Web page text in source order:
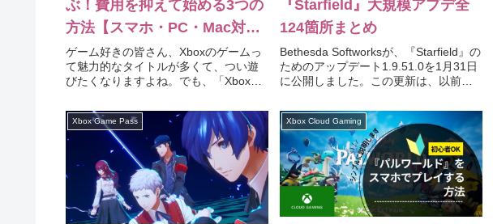
ぶ！費用を抑えて始める3つの
方法【スマホ・PC・Mac対
応】
ゲーム好きの皆さん、Xboxのゲームっ
て魅力的なタイトルが多くて、つい遊
びたくなりますよね。でも、「Xbox本
「部屋に置くスペースがないから手が
出せない」と感じている方も多いので
はないでしょうか。そんな方に...
『Starfield』大規模アプデ全
124箇所まとめ
Bethesda Softworksが、『Starfield』の
ためのアップデート1.9.51.0を1月31日
に公開しました。この更新は、以前
たものが、PC（Steam/Microsoft
Store）...
Xbox Game Pass Xbox Cloud Gaming